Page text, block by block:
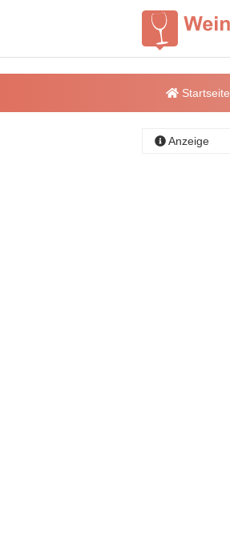
Startseite
Anzeige